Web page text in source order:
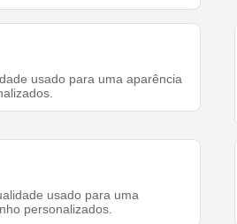
usado para uma aparência
usado para uma
personalizados.